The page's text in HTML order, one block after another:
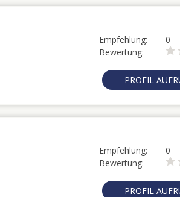
Empfehlung:
0
Bewertung:
PROFIL
Empfehlung:
0
Bewertung:
PROFIL